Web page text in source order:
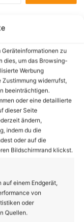
zu
dies, um das Browsing-
Werbung
Zustimmung widerrufst,
beeinträchtigen.
oder eine detaillierte
dieser Seite
ändern,
indem du die
oder auf die
Bildschirmrand klickst.
einem Endgerät,
von
oder
Quellen.
- 16º
km/h
32 ℃
Mo.
23
Di.
28.006
Abonnenten